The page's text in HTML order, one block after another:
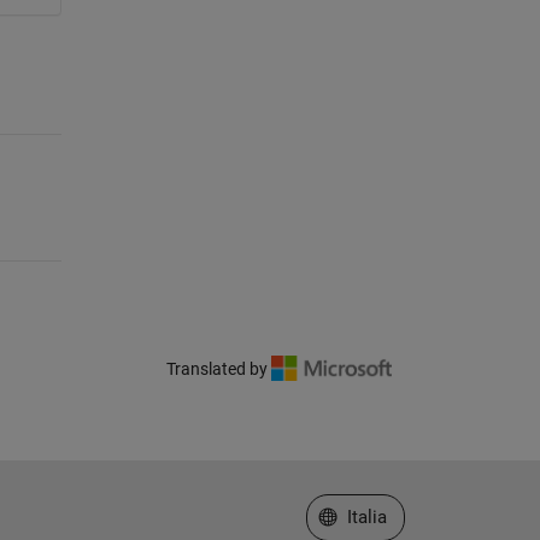
Translated by
Seleziona un sito web
Italia